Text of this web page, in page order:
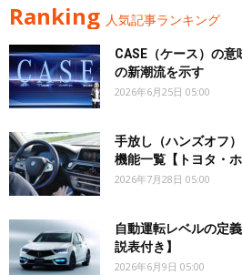
Ranking 人気記事ランキング
CASE（ケース）の
の新潮流を示す
2026年6月25日 05:00
手放し（ハンズオフ
機能一覧【トヨタ・
2026年7月28日 05:00
自動運転レベルの定
説表付き】
2026年6月9日 05:00